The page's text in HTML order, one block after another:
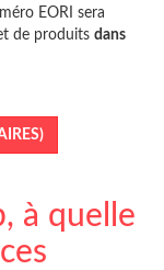
EORI sera
de produits dans
à quelle